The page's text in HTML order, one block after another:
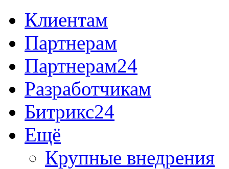
Клиентам
Партнерам
Партнерам24
Разработчикам
Битрикс24
Ещё
Крупные внедрения